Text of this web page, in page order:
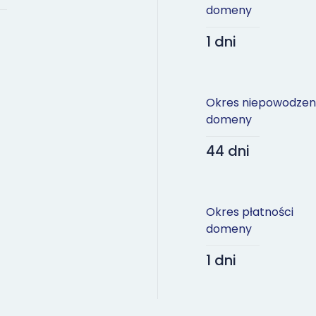
domeny
1 dni
Okres
domeny
44 dni
Okres płatności
domeny
1 dni